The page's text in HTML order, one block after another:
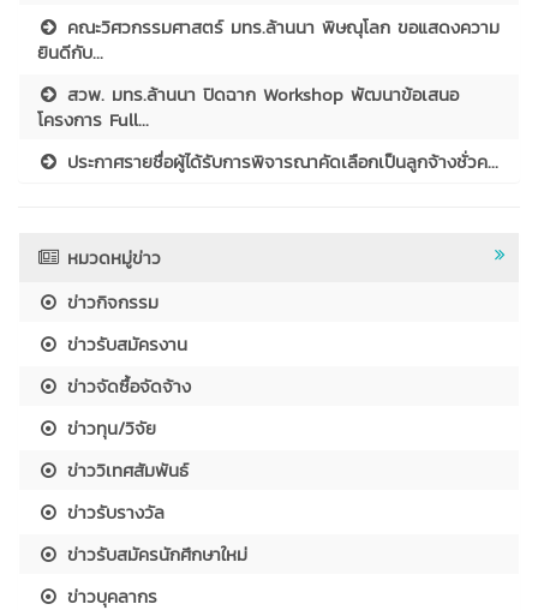
คณะวิศวกรรมศาสตร์ มทร.ล้านนา พิษณุโลก ขอแสดงความ
ยินดีกับ...
สวพ. มทร.ล้านนา ปิดฉาก Workshop พัฒนาข้อเสนอ
โครงการ Full...
ประกาศรายชื่อผู้ได้รับการพิจารณาคัดเลือกเป็นลูกจ้างชั่วค...
หมวดหมู่ข่าว
ข่าวกิจกรรม
ข่าวรับสมัครงาน
ข่าวจัดซื้อจัดจ้าง
ข่าวทุน/วิจัย
ข่าววิเทศสัมพันธ์
ข่าวรับรางวัล
ข่าวรับสมัครนักศึกษาใหม่
ข่าวบุคลากร